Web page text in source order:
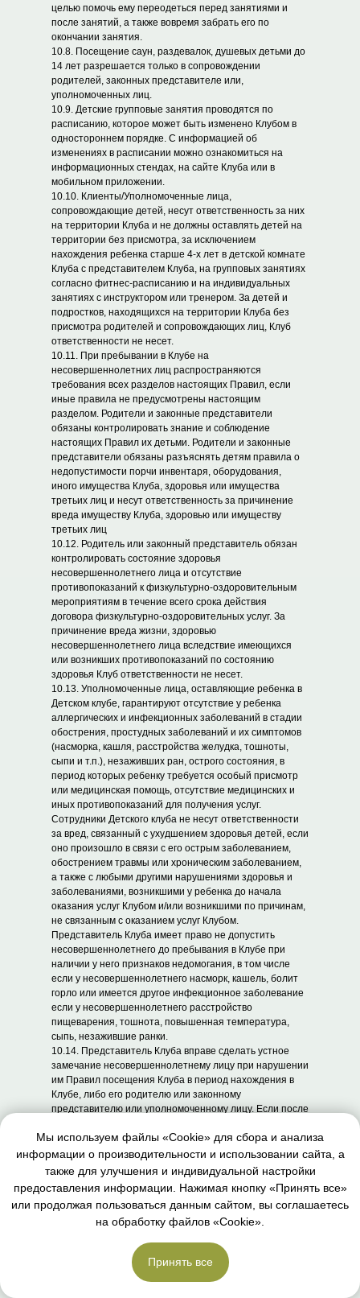
целью помочь ему переодеться перед занятиями и
после занятий, а также вовремя забрать его по
окончании занятия.
10.8. Посещение саун, раздевалок, душевых детьми до
14 лет разрешается только в сопровождении
родителей, законных представителе или,
уполномоченных лиц.
10.9. Детские групповые занятия проводятся по
расписанию, которое может быть изменено Клубом в
одностороннем порядке. С информацией об
изменениях в расписании можно ознакомиться на
информационных стендах, на сайте Клуба или в
мобильном приложении.
10.10. Клиенты/Уполномоченные лица,
сопровождающие детей, несут ответственность за них
на территории Клуба и не должны оставлять детей на
территории без присмотра, за исключением
нахождения ребенка старше 4-х лет в детской комнате
Клуба с представителем Клуба, на групповых занятиях
согласно фитнес-расписанию и на индивидуальных
занятиях с инструктором или тренером. За детей и
подростков, находящихся на территории Клуба без
присмотра родителей и сопровождающих лиц, Клуб
ответственности не несет.
10.11. При пребывании в Клубе на
несовершеннолетних лиц распространяются
требования всех разделов настоящих Правил, если
иные правила не предусмотрены настоящим
разделом. Родители и законные представители
обязаны контролировать знание и соблюдение
настоящих Правил их детьми. Родители и законные
представители обязаны разъяснять детям правила о
недопустимости порчи инвентаря, оборудования,
иного имущества Клуба, здоровья или имущества
третьих лиц и несут ответственность за причинение
вреда имуществу Клуба, здоровью или имуществу
третьих лиц
10.12. Родитель или законный представитель обязан
контролировать состояние здоровья
несовершеннолетнего лица и отсутствие
противопоказаний к физкультурно-оздоровительным
мероприятиям в течение всего срока действия
договора физкультурно-оздоровительных услуг. За
причинение вреда жизни, здоровью
несовершеннолетнего лица вследствие имеющихся
или возникших противопоказаний по состоянию
здоровья Клуб ответственности не несет.
10.13. Уполномоченные лица, оставляющие ребенка в
Детском клубе, гарантируют отсутствие у ребенка
аллергических и инфекционных заболеваний в стадии
обострения, простудных заболеваний и их симптомов
(насморка, кашля, расстройства желудка, тошноты,
сыпи и т.п.), незаживших ран, острого состояния, в
период которых ребенку требуется особый присмотр
или медицинская помощь, отсутствие медицинских и
иных противопоказаний для получения услуг.
Сотрудники Детского клуба не несут ответственности
за вред, связанный с ухудшением здоровья детей, если
оно произошло в связи с его острым заболеванием,
обострением травмы или хроническим заболеванием,
а также с любыми другими нарушениями здоровья и
заболеваниями, возникшими у ребенка до начала
оказания услуг Клубом и/или возникшими по причинам,
не связанным с оказанием услуг Клубом.
Представитель Клуба имеет право не допустить
несовершеннолетнего до пребывания в Клубе при
наличии у него признаков недомогания, в том числе
если у несовершеннолетнего насморк, кашель, болит
горло или имеется другое инфекционное заболевание
если у несовершеннолетнего расстройство
пищеварения, тошнота, повышенная температура,
сыпь, незажившие ранки.
10.14. Представитель Клуба вправе сделать устное
замечание несовершеннолетнему лицу при нарушении
им Правил посещения Клуба в период нахождения в
Клубе, либо его родителю или законному
представителю или уполномоченному лицу. Если после
нарушать Правила посещения Клуба, представитель
Клуба вправе приостановить или прекратить оказание
Услуг несовершеннолетнему, в связи с нарушением
Правил Клуба, уведомив родителя, законного
представителя или уполномоченное лицо.
10.15. Уполномоченные лица, не являющиеся
Клиентами Клуба, не вправе пользоваться услугами,
ребенка во время его нахождения в детской комнате
Клуба с представителем Клуба, либо на групповых
занятиях или индивидуальных занятиях с
Мы используем файлы «Cookie» для сбора и анализа
информации о производительности и использовании сайта, а
также для улучшения и индивидуальной настройки
предоставления информации. Нажимая кнопку «Принять все»
или продолжая пользоваться данным сайтом, вы соглашаетесь
на обработку файлов «Cookie».
Принять все